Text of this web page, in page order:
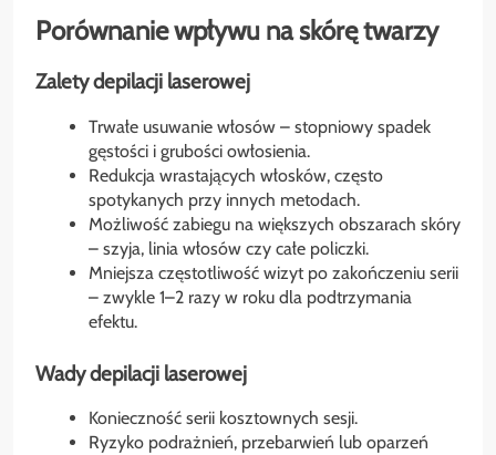
Porównanie wpływu na skórę twarzy
Zalety depilacji laserowej
Trwałe usuwanie włosów – stopniowy spadek
gęstości i grubości owłosienia.
Redukcja wrastających włosków, często
spotykanych przy innych metodach.
Możliwość zabiegu na większych obszarach skóry
– szyja, linia włosów czy całe policzki.
Mniejsza częstotliwość wizyt po zakończeniu serii
– zwykle 1–2 razy w roku dla podtrzymania
efektu.
Wady depilacji laserowej
Konieczność serii kosztownych sesji.
Ryzyko podrażnień, przebarwień lub oparzeń